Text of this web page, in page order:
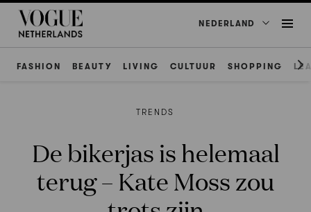
NEDERLAND
FASHION BEAUTY LIVING CULTUUR SHOPPING
TRENDS
De bikerjas is helemaal
terug – Kate Moss zou